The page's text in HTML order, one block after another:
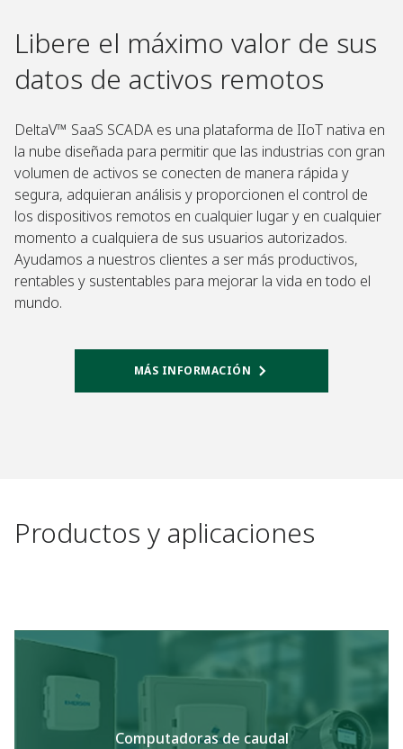
Libere el máximo valor de sus
datos de activos remotos
DeltaV™ SaaS SCADA es una plataforma de IIoT nativa en
la nube diseñada para permitir que las industrias con gran
volumen de activos se conecten de manera rápida y
segura, adquieran análisis y proporcionen el control de
los dispositivos remotos en cualquier lugar y en cualquier
momento a cualquiera de sus usuarios autorizados.
Ayudamos a nuestros clientes a ser más productivos,
rentables y sustentables para mejorar la vida en todo el
mundo.
MÁS INFORMACIÓN
Productos y aplicaciones
Computadoras de caudal